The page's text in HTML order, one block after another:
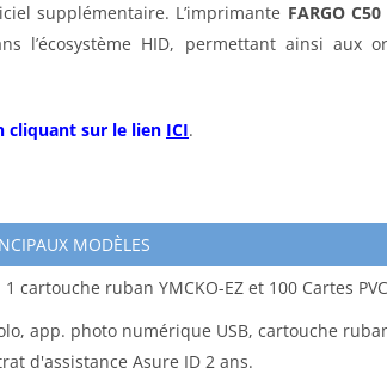
supplémentaire. L’imprimante FARGO C50
HID, permettant ainsi aux
cliquant sur le lien ICI.
MODÈLES
ruban YMCKO-EZ et 100 Cartes
app. photo numérique USB, cartouche
d'assistance Asure ID 2 ans.